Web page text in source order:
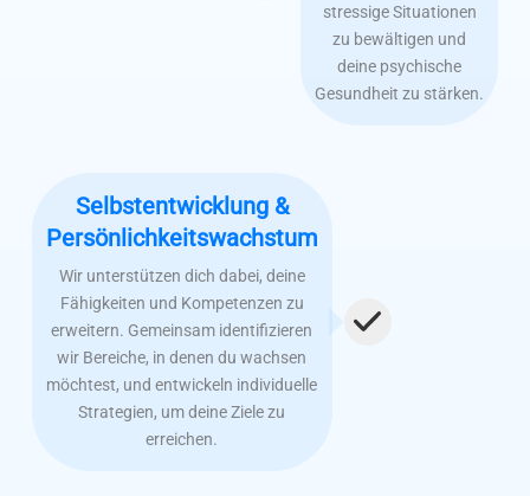
stressige Situationen
zu bewältigen und
deine psychische
Gesundheit zu stärken.
Selbstentwicklung &
Persönlichkeitswachstum
Wir unterstützen dich dabei, deine
Fähigkeiten und Kompetenzen zu
erweitern. Gemeinsam identifizieren
wir Bereiche, in denen du wachsen
möchtest, und entwickeln individuelle
Strategien, um deine Ziele zu
erreichen.